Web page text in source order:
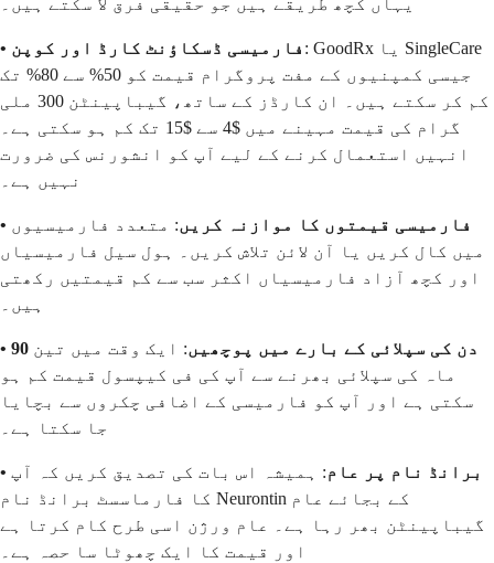
یہاں کچھ طریقے ہیں جو حقیقی فرق لا سکتے ہیں۔
• فارمیسی ڈسکاؤنٹ کارڈ اور کوپن : GoodRx یا SingleCare
جیسی کمپنیوں کے مفت پروگرام قیمت کو 50% سے 80% تک
کم کر سکتے ہیں۔ ان کارڈز کے ساتھ، گیباپینٹن 300 ملی
گرام کی قیمت مہینے میں $4 سے $15 تک کم ہو سکتی ہے۔
انہیں استعمال کرنے کے لیے آپ کو انشورنس کی ضرورت
نہیں ہے۔
• فارمیسی قیمتوں کا موازنہ کریں: متعدد فارمیسیوں
میں کال کریں یا آن لائن تلاش کریں۔ ہول سیل فارمیسیاں
اور کچھ آزاد فارمیسیاں اکثر سب سے کم قیمتیں رکھتی
ہیں۔
• 90 دن کی سپلائی کے بارے میں پوچھیں: ایک وقت میں تین
ماہ کی سپلائی بھرنے سے آپ کی فی کیپسول قیمت کم ہو
سکتی ہے اور آپ کو فارمیسی کے اضافی چکروں سے بچایا
جا سکتا ہے۔
• برانڈ نام پر عام: ہمیشہ اس بات کی تصدیق کریں کہ آپ
کا فارماسسٹ برانڈ نام Neurontin کے بجائے عام
گیباپینٹن بھر رہا ہے۔ عام ورژن اسی طرح کام کرتا ہے
اور قیمت کا ایک چھوٹا سا حصہ ہے۔